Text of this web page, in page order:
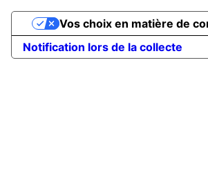
Notification lors de la collecte
Vos choix en matière de